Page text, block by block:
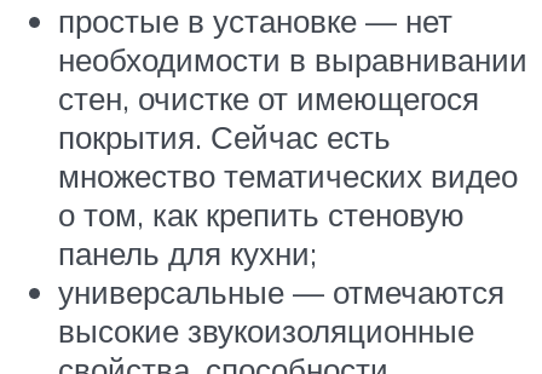
простые в установке — нет
необходимости в выравнивании
стен, очистке от имеющегося
покрытия. Сейчас есть
множество тематических видео
о том, как крепить стеновую
панель для кухни;
универсальные — отмечаются
высокие звукоизоляционные